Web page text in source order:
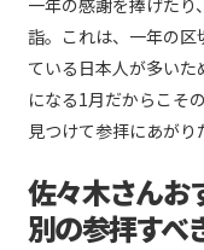
詣。これは、一年の区
ている日本人が多い
になる1月だからこそ
見つけて参拝にあがり
佐々木さんお
別の参拝すべ